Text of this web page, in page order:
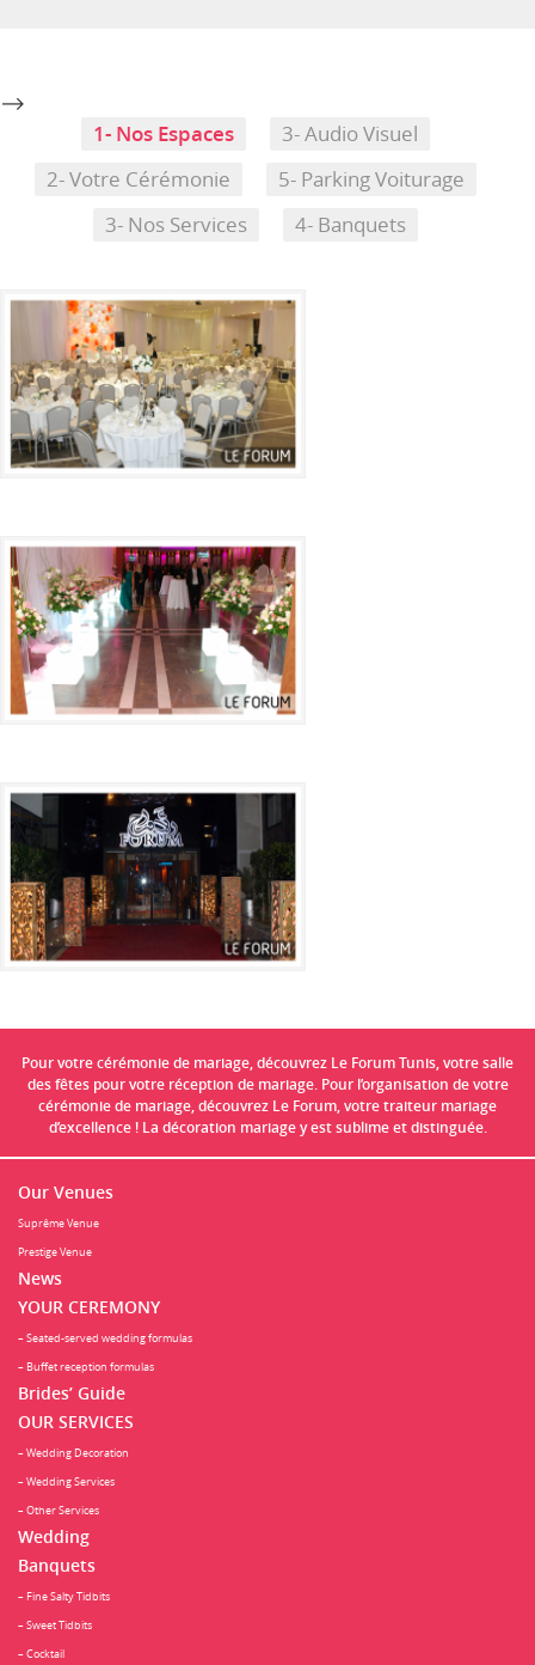
-->
1- Nos Espaces
3- Audio Visuel
2- Votre Cérémonie
5- Parking Voiturage
3- Nos Services
4- Banquets
Pour votre cérémonie de mariage, découvrez Le Forum Tunis, votre salle
des fêtes pour votre réception de mariage. Pour l’organisation de votre
cérémonie de mariage, découvrez Le Forum, votre traiteur mariage
d’excellence ! La décoration mariage y est sublime et distinguée.
Our Venues
Suprême Venue
Prestige Venue
News
YOUR CEREMONY
– Seated-served wedding formulas
– Buffet reception formulas
Brides’ Guide
OUR SERVICES
– Wedding Decoration
– Wedding Services
– Other Services
Wedding
Banquets
– Fine Salty Tidbits
– Sweet Tidbits
– Cocktail